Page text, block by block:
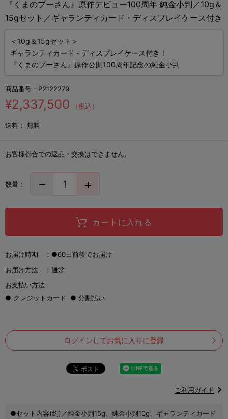
『くまのプーさん』原作デビュー100周年 純金小判／10g＆
15gセット／ギャランティカード・ディスプレイケース付き
＜10g＆15gセット＞
ギャランティカード・ディスプレイケース付き！
『くまのプーさん』原作公開100周年記念の純金小判
商品番号： P2122279
¥2,337,500 （税込）
送料： 無料
お客様都合での返品・交換はできません。
数量：
カートに入れる
お届け時期 ： ●60日前後でお届け
お届け方法 ： 通常
お支払い方法：
クレジットカード
分割払い
ログインしてお気に入りに登録
ご利用ガイド
●セット内容(約)／純金小判15g、純金小判10g、ギャランティカード